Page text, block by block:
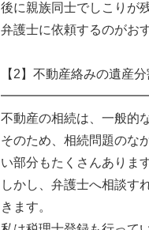
後に親族同士でしこりが
弁護士に依頼するのがお
【2】不動産絡みの遺産
不動産の相続は、一般的
そのため、相続問題のな
い部分もたくさんあります
しかし、弁護士へ相談す
きます。